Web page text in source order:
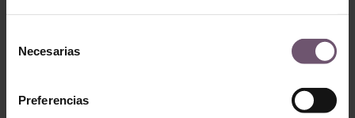
Necesarias
Preferencias